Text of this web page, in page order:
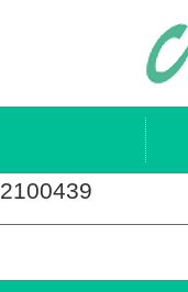
2100439